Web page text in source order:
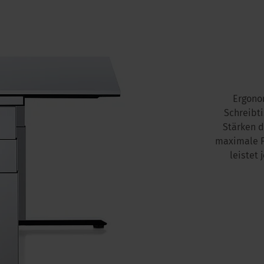
Stärken
maximale
leistet